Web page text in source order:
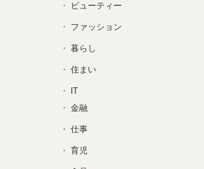
ビューティー
ファッション
暮らし
住まい
IT
金融
仕事
育児